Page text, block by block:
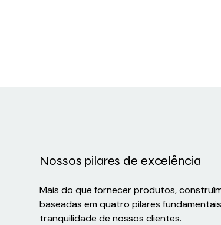
Nossos pilares de excelência
Mais do que fornecer produtos,
baseadas em quatro pilares
tranquilidade de nossos clientes.